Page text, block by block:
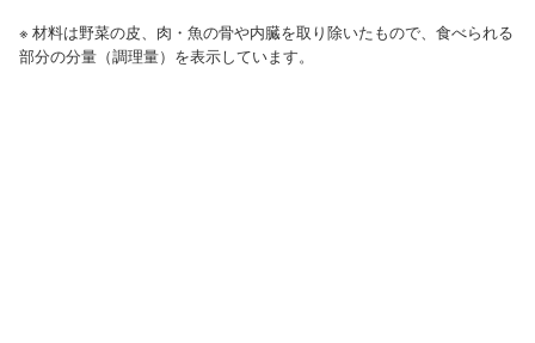
※ 材料は野菜の皮、肉・魚の骨や内臓を取り除いたもので、食べられる
部分の分量（調理量）を表示しています。